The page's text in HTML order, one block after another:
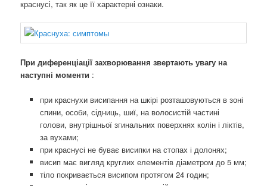
краснусі, так як це її характерні ознаки.
При диференціації захворювання звертають увагу на
наступні моменти :
при краснухи висипання на шкірі розташовуються в зоні
спини, особи, сідниць, шиї, на волосистій частині
голови, внутрішньої згинальних поверхнях колін і ліктів,
за вухами;
при краснусі не буває висипки на стопах і долонях;
висип має вигляд круглих елементів діаметром до 5 мм;
тіло покривається висипом протягом 24 годин;